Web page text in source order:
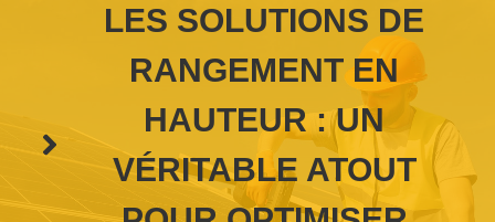
LES SOLUTIONS DE
RANGEMENT EN
HAUTEUR : UN
VÉRITABLE ATOUT